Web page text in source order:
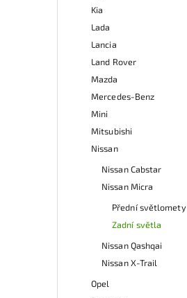
Kia
Lada
Lancia
Land Rover
Mazda
Mercedes-Benz
Mini
Mitsubishi
Nissan
Nissan Cabstar
Nissan Micra
Přední světlomety
Zadní světla
Nissan Qashqai
Nissan X-Trail
Opel